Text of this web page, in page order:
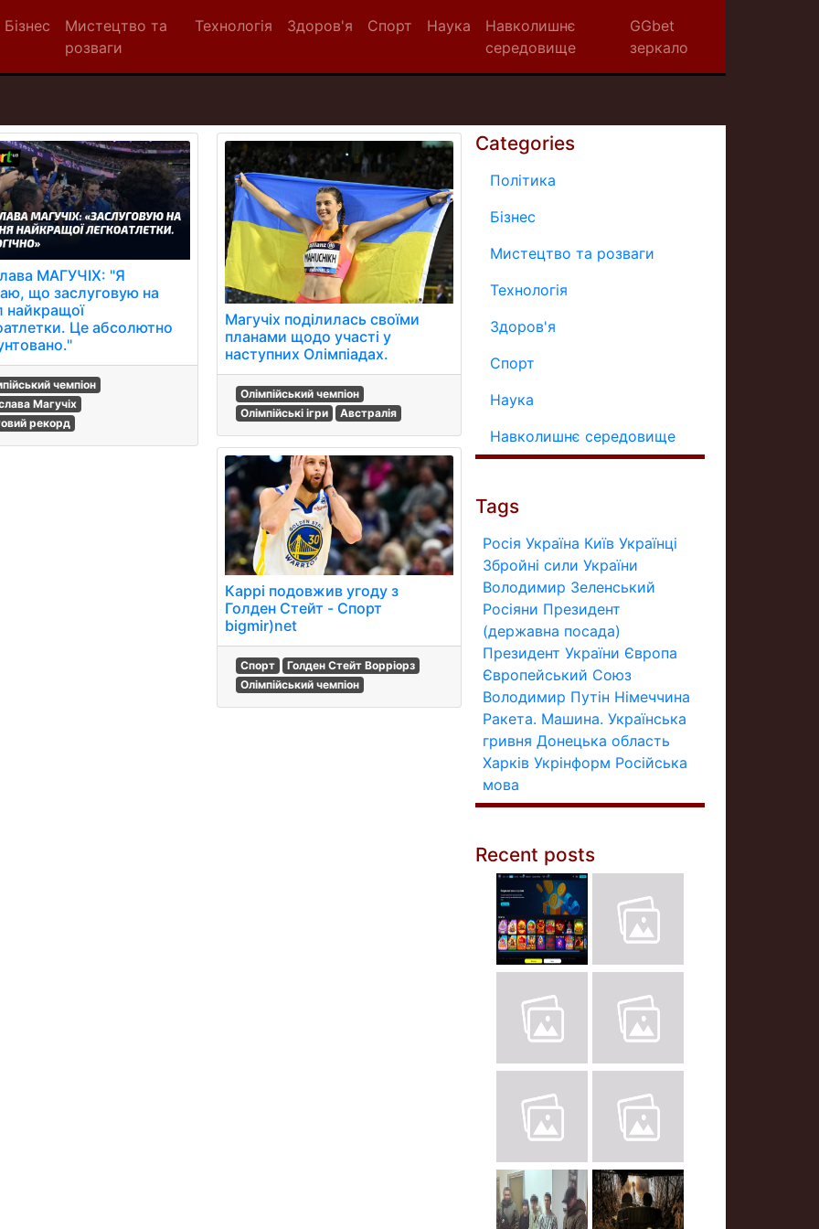
Бізнес
Мистецтво та
розваги
Технологія Здоров'я Спорт Наука
Навколишнє
середовище
GGbet
зеркало
МАГУЧІХ: "Я
що заслуговую на
найкращої
Це абсолютно
чемпіон
Магучіх
рекорд
Магучіх поділилась своїми
планами щодо участі у
наступних Олімпіадах.
Олімпійський чемпіон
Олімпійські ігри
Австралія
Каррі подовжив угоду з
Голден Стейт - Спорт
bigmir)net
Спорт
Голден Стейт Ворріорз
Олімпійський чемпіон
Categories
Політика
Бізнес
Мистецтво та розваги
Технологія
Здоров'я
Спорт
Наука
Навколишнє середовище
Tags
Росія Україна Київ Українці
Збройні сили України
Володимир Зеленський
Росіяни Президент
(державна посада)
Президент України Європа
Європейський Союз
Володимир Путін Німеччина
Ракета. Машина. Українська
гривня Донецька область
Харків Укрінформ Російська
мова
Recent posts